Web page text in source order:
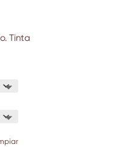
Tinta